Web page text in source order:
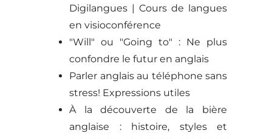
Digilangues | Cours de langues
en visioconférence
"Will" ou "Going to" : Ne plus
confondre le futur en anglais
Parler anglais au téléphone sans
stress! Expressions utiles
À la découverte de la bière
anglaise : histoire, styles et